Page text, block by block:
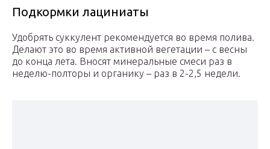
Подкормки лациниаты
Удобрять суккулент рекомендуется во время полива.
Делают это во время активной вегетации – с весны
до конца лета. Вносят минеральные смеси раз в
неделю-полторы и органику – раз в 2-2,5 недели.